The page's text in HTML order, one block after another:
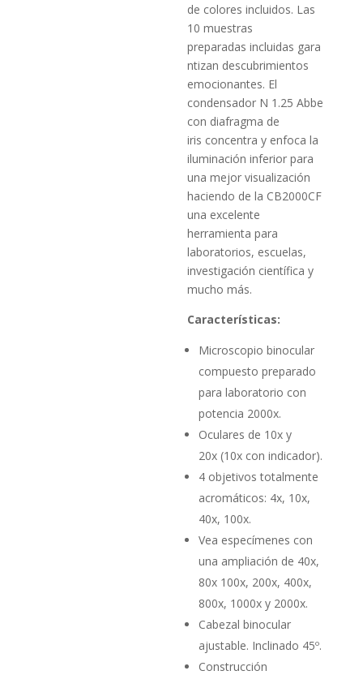
de colores incluidos. Las
10 muestras
preparadas incluidas gara
ntizan descubrimientos
emocionantes. El
condensador N 1.25 Abbe
con diafragma de
iris concentra y enfoca la
iluminación inferior para
una mejor visualización
haciendo de la CB2000CF
una excelente
herramienta para
laboratorios, escuelas,
investigación científica y
mucho más.
Características:
Microscopio binocular
compuesto preparado
para laboratorio con
potencia 2000x.
Oculares de 10x y
20x (10x con indicador).
4 objetivos totalmente
acromáticos: 4x, 10x,
40x, 100x.
Vea especímenes con
una ampliación de 40x,
80x 100x, 200x, 400x,
800x, 1000x y 2000x.
Cabezal binocular
ajustable. Inclinado 45º.
Construcción